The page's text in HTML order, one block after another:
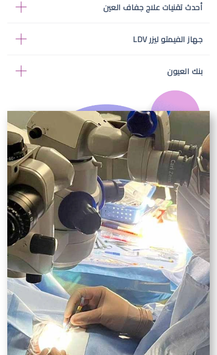
أحدث تقنيات علاج جفاف العين
جهاز الفيمتو ليزر LDV
بنك العيون